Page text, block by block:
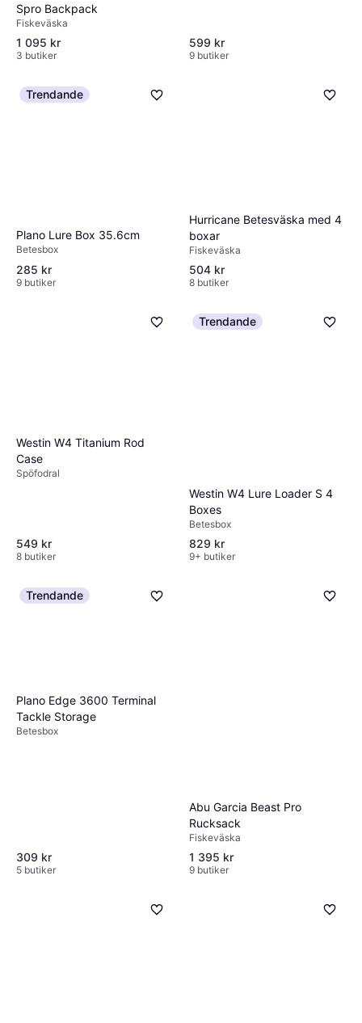
Spro Backpack
Fiskeväska
1 095 kr
3 butiker
599 kr
9 butiker
Trendande
Plano Lure Box 35.6cm
Betesbox
285 kr
9 butiker
Hurricane Betesväska med 4
boxar
Fiskeväska
504 kr
8 butiker
Westin W4 Titanium Rod
Case
Spöfodral
549 kr
8 butiker
Trendande
Westin W4 Lure Loader S 4
Boxes
Betesbox
829 kr
9+ butiker
Trendande
Plano Edge 3600 Terminal
Tackle Storage
Betesbox
309 kr
5 butiker
Abu Garcia Beast Pro
Rucksack
Fiskeväska
1 395 kr
9 butiker